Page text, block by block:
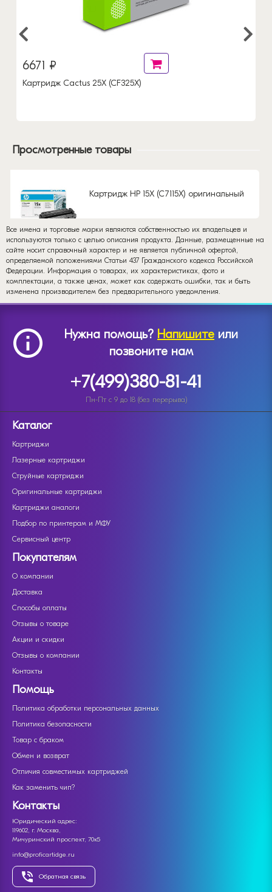
6671 ₽
Картридж Cactus 25X (CF325X)
Просмотренные товары
Картридж HP 15X (C7115X) оригинальный
Все имена и торговые марки являются собственностью их владельцев и
используются только с целью описания продукта. Данные, размещенные на
сайте носит справочный характер и не является публичной офертой,
определяемой положениями Статьи 437 Гражданского кодекса Российской
Федерации. Информация о товарах, их характеристиках, фото и
комплектации, а также ценах, может как содержать ошибки, так и быть
изменена производителем без предварительного уведомления.
Нужна помощь? Напишите или
позвоните нам
+7(499)380-81-41
Пн-Пт с 9 до 18 (без перерыва)
Каталог
Картриджи
Лазерные картриджи
Струйные картриджи
Оригинальные картриджи
Картриджи аналоги
Подбор по принтерам и МФУ
Сервисный центр
Покупателям
О компании
Доставка
Способы оплаты
Отзывы о товаре
Акции и скидки
Отзывы о компании
Контакты
Помощь
Политика обработки персональных данных
Политика безопасности
Товар с браком
Обмен и возврат
Отличия совместимых картриджей
Как заменить чип?
Контакты
Юридический адрес:
119602, г. Москва,
Мичуринский проспект, 70к5
info@proficartidge.ru
Обратная связь